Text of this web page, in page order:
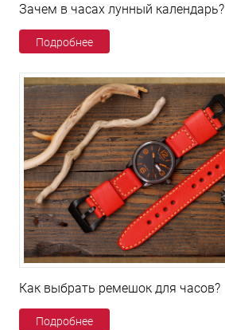
Зачем в часах лунный календарь?
Подробнее
Как выбрать ремешок для часов?
Подробнее